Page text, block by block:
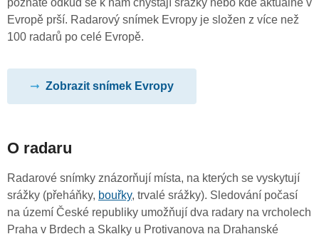
poznáte odkud se k nám chystají srážky nebo kde aktuálně v
Evropě prší. Radarový snímek Evropy je složen z více než
100 radarů po celé Evropě.
Zobrazit snímek Evropy
O radaru
Radarové snímky znázorňují místa, na kterých se vyskytují
srážky (přeháňky, bouřky, trvalé srážky). Sledování počasí
na území České republiky umožňují dva radary na vrcholech
Praha v Brdech a Skalky u Protivanova na Drahanské